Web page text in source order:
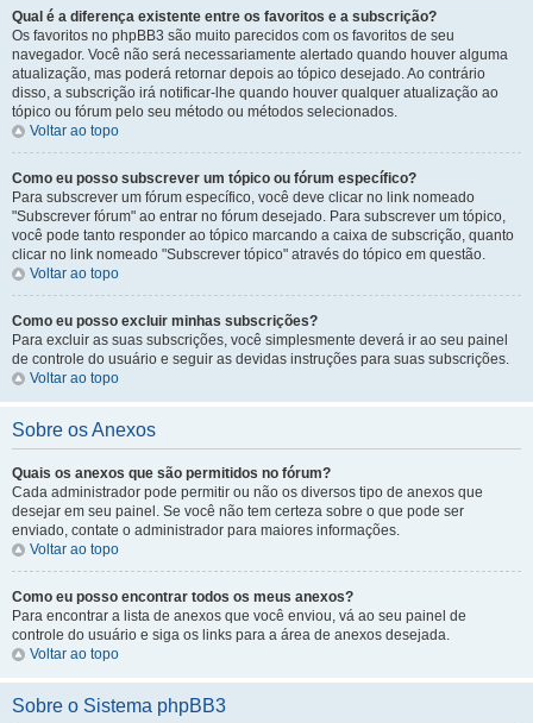
Qual é a diferença existente entre os favoritos e a subscrição?
Os favoritos no phpBB3 são muito parecidos com os favoritos de seu
navegador. Você não será necessariamente alertado quando houver alguma
atualização, mas poderá retornar depois ao tópico desejado. Ao contrário
disso, a subscrição irá notificar-lhe quando houver qualquer atualização ao
tópico ou fórum pelo seu método ou métodos selecionados.
Voltar ao topo
Como eu posso subscrever um tópico ou fórum específico?
Para subscrever um fórum específico, você deve clicar no link nomeado
"Subscrever fórum" ao entrar no fórum desejado. Para subscrever um tópico,
você pode tanto responder ao tópico marcando a caixa de subscrição, quanto
clicar no link nomeado "Subscrever tópico" através do tópico em questão.
Voltar ao topo
Como eu posso excluir minhas subscrições?
Para excluir as suas subscrições, você simplesmente deverá ir ao seu painel
de controle do usuário e seguir as devidas instruções para suas subscrições.
Voltar ao topo
Sobre os Anexos
Quais os anexos que são permitidos no fórum?
Cada administrador pode permitir ou não os diversos tipo de anexos que
desejar em seu painel. Se você não tem certeza sobre o que pode ser
enviado, contate o administrador para maiores informações.
Voltar ao topo
Como eu posso encontrar todos os meus anexos?
Para encontrar a lista de anexos que você enviou, vá ao seu painel de
controle do usuário e siga os links para a área de anexos desejada.
Voltar ao topo
Sobre o Sistema phpBB3